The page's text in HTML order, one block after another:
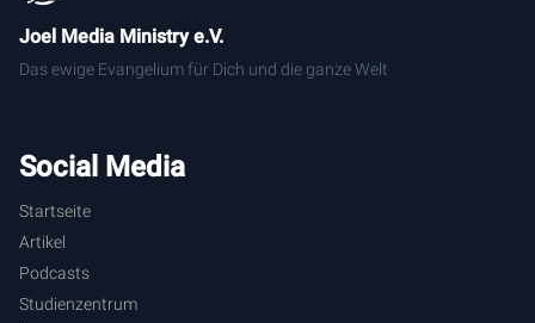
Joel Media Ministry e.V.
Das ewige Evangelium für Dich und die ganze Welt
Social Media
Startseite
Artikel
Podcasts
Studienzentrum